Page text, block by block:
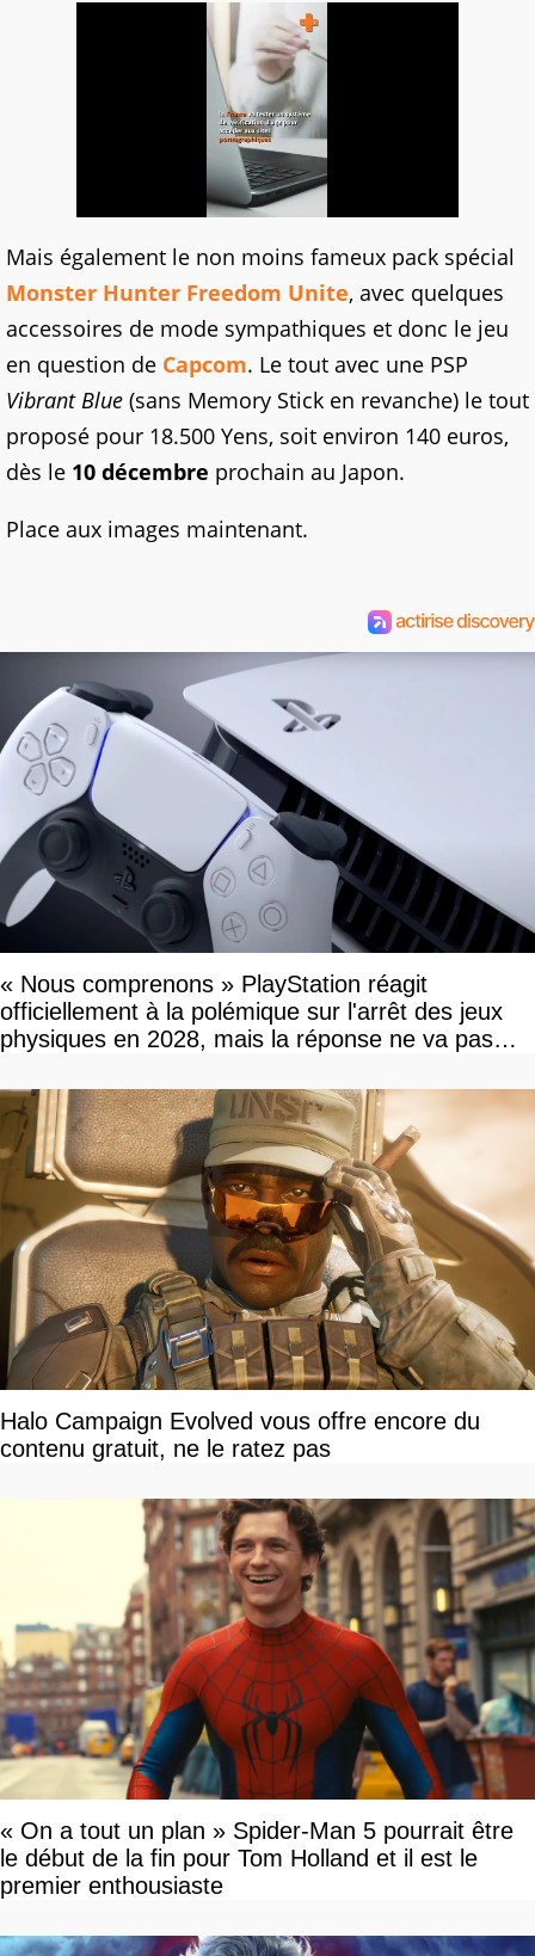
Mais également le non moins fameux pack spécial
Monster Hunter Freedom Unite, avec quelques
accessoires de mode sympathiques et donc le jeu
en question de Capcom. Le tout avec une PSP
Vibrant Blue (sans Memory Stick en revanche) le tout
proposé pour 18.500 Yens, soit environ 140 euros,
dès le 10 décembre prochain au Japon.
Place aux images maintenant.
« Nous comprenons » PlayStation réagit
officiellement à la polémique sur l'arrêt des jeux
physiques en 2028, mais la réponse ne va pas
Halo Campaign Evolved vous offre encore du
contenu gratuit, ne le ratez pas
« On a tout un plan » Spider-Man 5 pourrait être
le début de la fin pour Tom Holland et il est le
premier enthousiaste